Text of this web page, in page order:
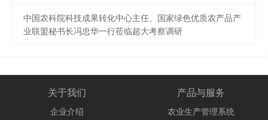
中国农科院科技成果转化中心主任、国家绿色优质农产品产
业联盟秘书长冯忠华一行莅临超大考察调研
关于我们
企业介绍
产品与服务
农业生产管理系统